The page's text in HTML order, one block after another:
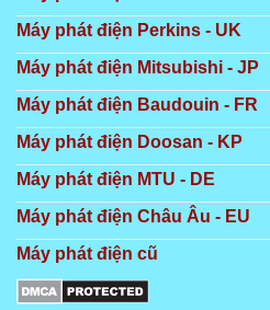
Máy phát điện Perkins - UK
Máy phát điện Mitsubishi - JP
Máy phát điện Baudouin - FR
Máy phát điện Doosan - KP
Máy phát điện MTU - DE
Máy phát điện Châu Âu - EU
Máy phát điện cũ